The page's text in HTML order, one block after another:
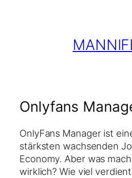
Onlyfans
OnlyFans Manager ist
stärksten wachsenden
Economy. Aber was
wirklich? Wie viel